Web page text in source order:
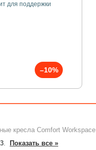
для поддержки
–10%
кресла Comfort Workspace
. Показать все »